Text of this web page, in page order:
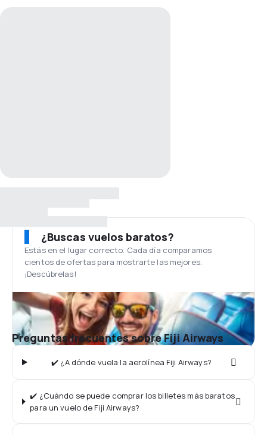
¿Buscas vuelos baratos?
Estás en el lugar correcto. Cada día comparamos
cientos de ofertas para mostrarte las mejores.
¡Descúbrelas!
Preguntas frecuentes sobre Fiji Airways
✔️ ¿A dónde vuela la aerolínea Fiji Airways?
✔️ ¿Cuándo se puede comprar los billetes más baratos
para un vuelo de Fiji Airways?